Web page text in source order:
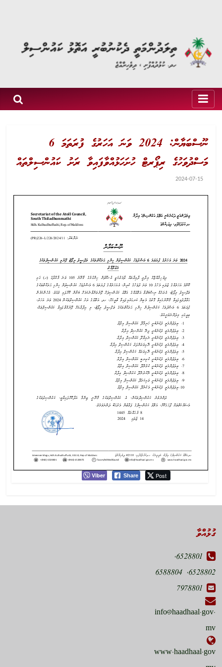
ނޫސްބަޔާން: 2024 ވަނަ އަހަރުގެ ފުރަތަމަ 6
މަސްދުވަހުގެ ރިޕޯރޓް ހުށަހަޅުއްވާފައިވާ ރަށު ކައުންސިލްތައް
2024-07-15
Viber Share Post
ގުޅުއްވާ
6528801,
6528802, 6588804
7978801
info@haadhaal.gov.
mv
www.haadhaal.gov